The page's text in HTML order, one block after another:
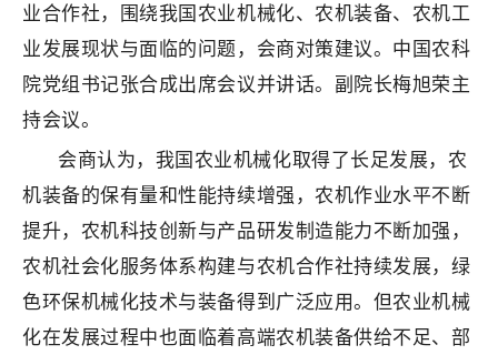
业合作社，围绕我国农业机械化、农机装备、农机工
业发展现状与面临的问题，会商对策建议。中国农科
院党组书记张合成出席会议并讲话。副院长梅旭荣主
持会议。
会商认为，我国农业机械化取得了长足发展，农
机装备的保有量和性能持续增强，农机作业水平不断
提升，农机科技创新与产品研发制造能力不断加强，
农机社会化服务体系构建与农机合作社持续发展，绿
色环保机械化技术与装备得到广泛应用。 但农业机械
化在发展过程中也面临着高端农机装备供给不足、部